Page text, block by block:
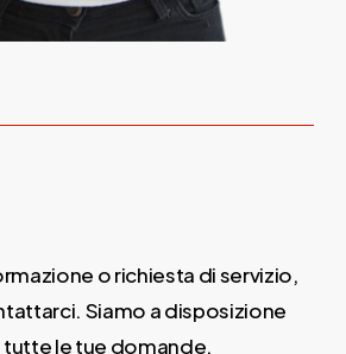
o richiesta di servizio,
Siamo a disposizione
tutte le tue domande.